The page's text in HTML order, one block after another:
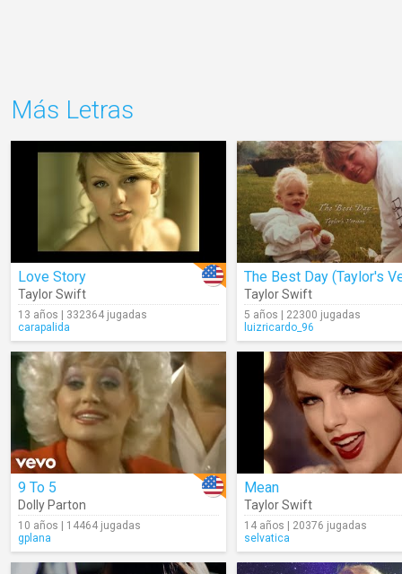
Más Letras
Love Story
Taylor Swift
13 años | 332364 jugadas
carapalida
Taylor Swift
5 años | 22300 jugadas
luizricardo_96
9 To 5
Dolly Parton
10 años | 14464 jugadas
gplana
Mean
Taylor Swift
14 años | 20376 jugadas
selvatica